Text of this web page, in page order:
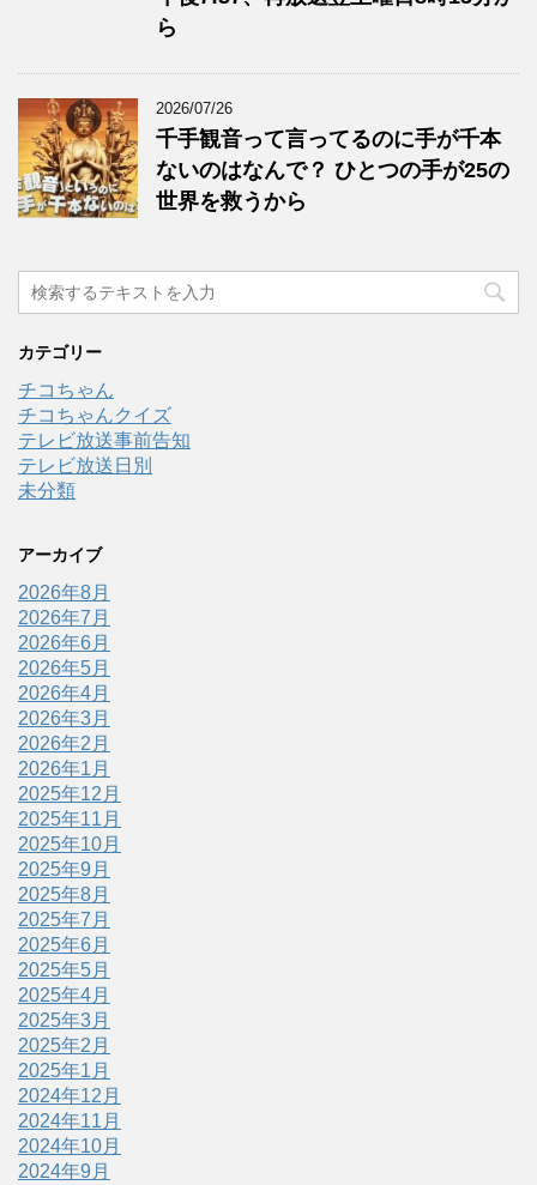
ら
2026/07/26
千手観音って言ってるのに手が千本
ないのはなんで？ ひとつの手が25の
世界を救うから
カテゴリー
チコちゃん
チコちゃんクイズ
テレビ放送事前告知
テレビ放送日別
未分類
アーカイブ
2026年8月
2026年7月
2026年6月
2026年5月
2026年4月
2026年3月
2026年2月
2026年1月
2025年12月
2025年11月
2025年10月
2025年9月
2025年8月
2025年7月
2025年6月
2025年5月
2025年4月
2025年3月
2025年2月
2025年1月
2024年12月
2024年11月
2024年10月
2024年9月